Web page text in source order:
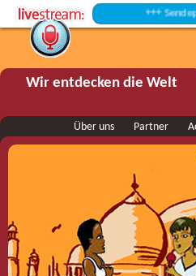
+++
Wir entdecken die Welt
Über uns Partner